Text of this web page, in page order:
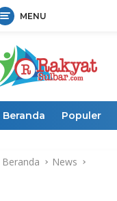
MENU
Beranda Populer
Beranda News